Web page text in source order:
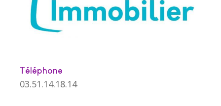
Téléphone
03.51.14.18.14